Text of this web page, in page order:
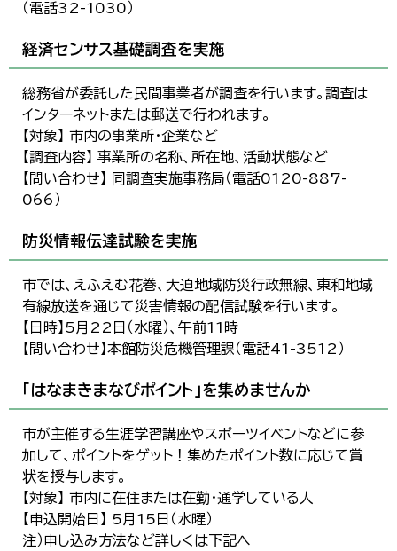
（電話32-1030）
経済センサス基礎調査を実施
総務省が委託した民間事業者が調査を行います。調査は
インターネットまたは郵送で行われます。
【対象】 市内の事業所・企業など
【調査内容】 事業所の名称、所在地、活動状態など
【問い合わせ】 同調査実施事務局（電話0120-887-
066）
防災情報伝達試験を実施
市では、えふえむ花巻、大迫地域防災行政無線、東和地域
有線放送を通じて災害情報の配信試験を行います。
【日時】5月22日（水曜）、午前11時
【問い合わせ】本館防災危機管理課（電話41-3512）
「はなまきまなびポイント」を集めませんか
市が主催する生涯学習講座やスポーツイベントなどに参
加して、ポイントをゲット！集めたポイント数に応じて賞
状を授与します。
【対象】 市内に在住または在勤・通学している人
【申込開始日】 5月15日（水曜）
注）申し込み方法など詳しくは下記へ